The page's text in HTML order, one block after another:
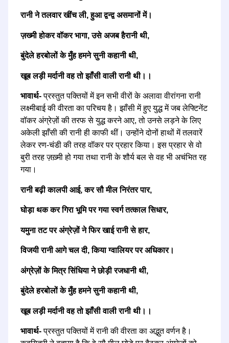
रानी ने तलवार खींच ली, हुआ द्वन्द्व असमानों में।
ज़ख्मी होकर वॉकर भागा, उसे अजब हैरानी थी,
बुंदेले हरबोलों के मुँह हमने सुनी कहानी थी,
खूब लड़ी मर्दानी वह तो झाँसी वाली रानी थी।।
भावार्थ-प्रस्तुत पक्तियों में इन सभी वीरों के अलावा वीरांगना रानी
लक्ष्मीबाई की वीरता का परिचय है। झाँसी में हुए युद्ध में जब लेफ्टिनेंट
वॉकर अंग्रेज़ों की तरफ से युद्ध करने आए, तो उनसे लड़ने के लिए
अकेली झाँसी की रानी ही काफी थीं। उन्होंने दोनों हाथों में तलवारें
लेकर रण-चंडी की तरह वॉकर पर प्रहार किया। इस प्रहार से वो
बुरी तरह ज़ख़्मी हो गया तथा रानी के शौर्य बल से वह भी अचंभित रह
गया।
रानी बढ़ी कालपी आई, कर सौ मील निरंतर पार,
घोड़ा थक कर गिरा भूमि पर गया स्वर्ग तत्काल सिधार,
यमुना तट पर अंग्रेज़ों ने फिर खाई रानी से हार,
विजयी रानी आगे चल दी, किया ग्वालियर पर अधिकार।
अंग्रेज़ों के मित्र सिंधिया ने छोड़ी रजधानी थी,
बुंदेले हरबोलों के मुँह हमने सुनी कहानी थी,
खूब लड़ी मर्दानी वह तो झाँसी वाली रानी थी।।
भावार्थ-प्रस्तुत पक्तियों में रानी की वीरता का अद्भुत वर्णन है।